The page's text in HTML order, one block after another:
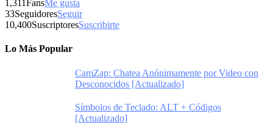
1,311 FansMe gusta
33SeguidoresSeguir
10,400SuscriptoresSuscribirte
Lo Más Popular
CamZap: Chatea Anónimamente por Video con
Desconocidos [Actualizado]
Símbolos de Teclado: ALT + Códigos
[Actualizado]